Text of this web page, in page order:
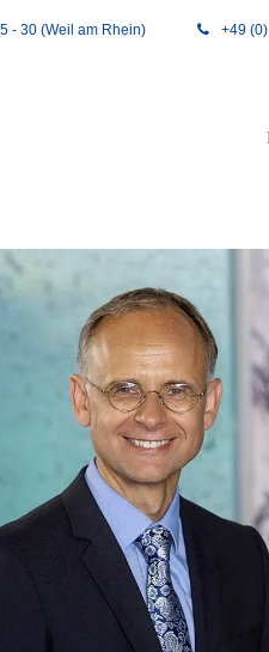
- 30 (Weil am Rhein) +49